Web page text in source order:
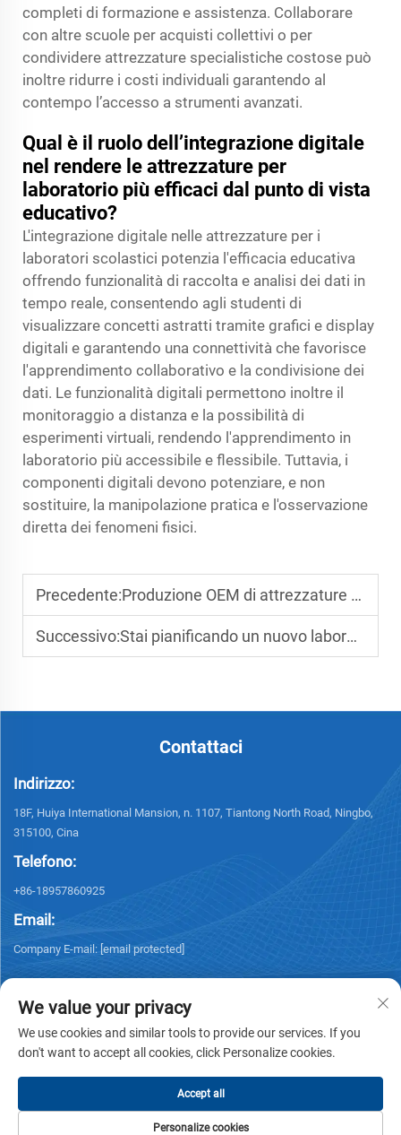
completi di formazione e assistenza. Collaborare
con altre scuole per acquisti collettivi o per
condividere attrezzature specialistiche costose può
inoltre ridurre i costi individuali garantendo al
contempo l’accesso a strumenti avanzati.
Qual è il ruolo dell’integrazione digitale
nel rendere le attrezzature per
laboratorio più efficaci dal punto di vista
educativo?
L'integrazione digitale nelle attrezzature per i
laboratori scolastici potenzia l'efficacia educativa
offrendo funzionalità di raccolta e analisi dei dati in
tempo reale, consentendo agli studenti di
visualizzare concetti astratti tramite grafici e display
digitali e garantendo una connettività che favorisce
l'apprendimento collaborativo e la condivisione dei
dati. Le funzionalità digitali permettono inoltre il
monitoraggio a distanza e la possibilità di
esperimenti virtuali, rendendo l'apprendimento in
laboratorio più accessibile e flessibile. Tuttavia, i
componenti digitali devono potenziare, e non
sostituire, la manipolazione pratica e l'osservazione
diretta dei fenomeni fisici.
Precedente:Produzione OEM di attrezzature per laboratori scolastici: una guida alle soluzioni personalizzate
Successivo:Stai pianificando un nuovo laboratorio scolastico? Un elenco completo delle attrezzature di laboratorio essenziali
Contattaci
Indirizzo:
18F, Huiya International Mansion, n. 1107, Tiantong North Road, Ningbo,
315100, Cina
Telefono:
+86-18957860925
Email:
Company E-mail: [email protected]
Informativa sulla privacy
We value your privacy
We use cookies and similar tools to provide our services. If you
don't want to accept all cookies, click Personalize cookies.
Personalize cookies
Accept all